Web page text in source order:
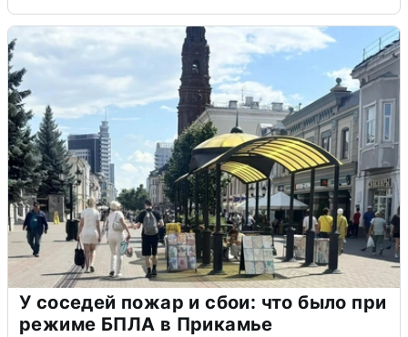
У соседей пожар и сбои: что было при
режиме БПЛА в Прикамье